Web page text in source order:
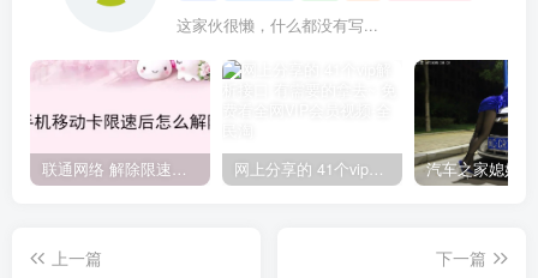
这家伙很懒，什么都没有写...
联通网络 解除限速方法参考！畅享、畅玩、老白干等及其它地区自测了 网上分享的 41个vip解析接口 有需要的拿去~ 免费看全网VIP会员视频
上一篇
下一篇